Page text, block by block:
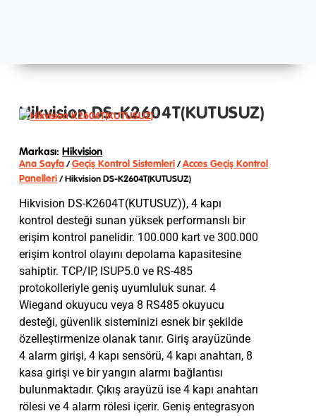
Hikvision DS-K2604T(KUTUSUZ)
Markası: Hikvision
Ana Sayfa/Geçiş Kontrol Sistemleri/Acces Geçiş Kontrol
Panelleri/ Hikvision DS-K2604T(KUTUSUZ)
Hikvision DS-K2604T(KUTUSUZ)), 4 kapı
kontrol desteği sunan yüksek performanslı bir
erişim kontrol panelidir. 100.000 kart ve 300.000
erişim kontrol olayını depolama kapasitesine
sahiptir. TCP/IP, ISUP5.0 ve RS-485
protokolleriyle geniş uyumluluk sunar. 4
Wiegand okuyucu veya 8 RS485 okuyucu
desteği, güvenlik sisteminizi esnek bir şekilde
özelleştirmenize olanak tanır. Giriş arayüzünde
4 alarm girişi, 4 kapı sensörü, 4 kapı anahtarı, 8
kasa girişi ve bir yangın alarmı bağlantısı
bulunmaktadır. Çıkış arayüzü ise 4 kapı anahtarı
rölesi ve 4 alarm rölesi içerir. Geniş entegrasyon